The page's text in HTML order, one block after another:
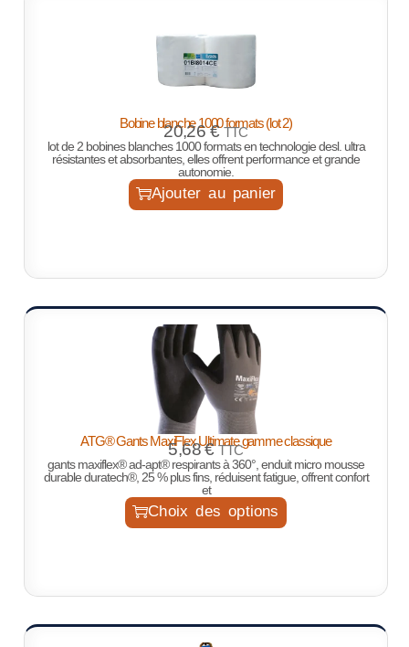
Bobine blanche 1000 formats (lot 2)
20,26€ TTC
lot de 2 bobines blanches 1000 formats en technologie desl. ultra
résistantes et absorbantes, elles offrent performance et grande
autonomie.
Ajouter au panier
ATG® Gants MaxiFlex Ultimate gamme classique
5,68€ TTC
gants maxiflex® ad-apt® respirants à 360°, enduit micro mousse
durable duratech®, 25 % plus fins, réduisent fatigue, offrent confort
et
Choix des options